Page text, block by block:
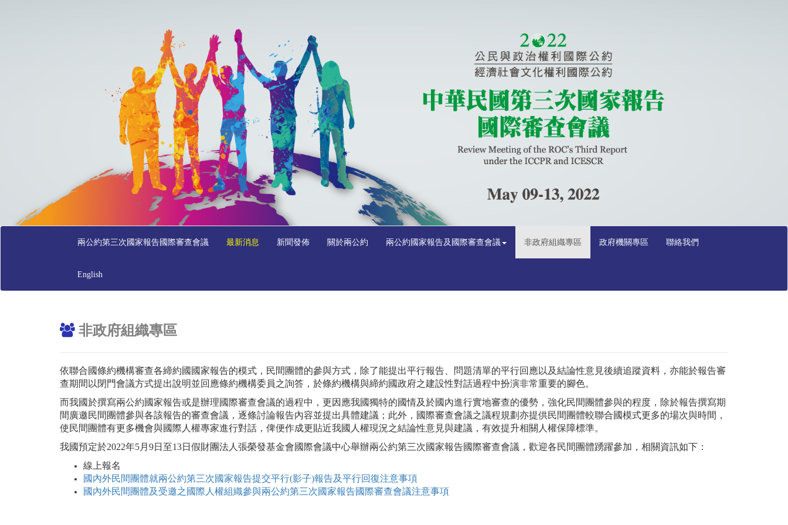
兩公約第三次國家報告國際審查會議 最新消息 新聞發佈 關於兩公約 兩公約國家報告及國際審查會議 非政府組織專區 政府機關專區 聯絡我們
English
非政府組織專區
依聯合國條約機構審查各締約國國家報告的模式，民間團體的參與方式，除了能提出平行報告、問題清單的平行回應以及結論性意見後續追蹤資料，亦能於報告審
查期間以閉門會議方式提出說明並回應條約機構委員之詢答，於條約機構與締約國政府之建設性對話過程中扮演非常重要的腳色。
而我國於撰寫兩公約國家報告或是辦理國際審查會議的過程中，更因應我國獨特的國情及於國內進行實地審查的優勢，強化民間團體參與的程度，除於報告撰寫期
間廣邀民間團體參與各該報告的審查會議，逐條討論報告內容並提出具體建議；此外，國際審查會議之議程規劃亦提供民間團體較聯合國模式更多的場次與時間，
使民間團體有更多機會與國際人權專家進行對話，俾便作成更貼近我國人權現況之結論性意見與建議，有效提升相關人權保障標準。
我國預定於2022年5月9日至13日假財團法人張榮發基金會國際會議中心舉辦兩公約第三次國家報告國際審查會議，歡迎各民間團體踴躍參加，相關資訊如下：
線上報名
國內外民間團體就兩公約第三次國家報告提交平行(影子)報告及平行回復注意事項
國內外民間團體及受邀之國際人權組織參與兩公約第三次國家報告國際審查會議注意事項